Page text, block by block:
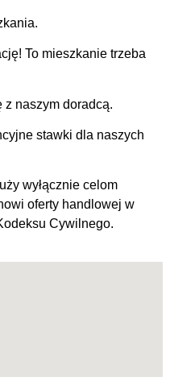
To mieszkanie trzeba
z naszym doradcą.
stawki dla naszych
wyłącznie celom
oferty handlowej w
Cywilnego.